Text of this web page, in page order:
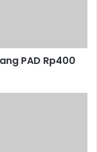
PAD Rp400